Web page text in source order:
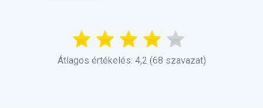
Átlagos értékelés: 4,2 (68 szavazat)